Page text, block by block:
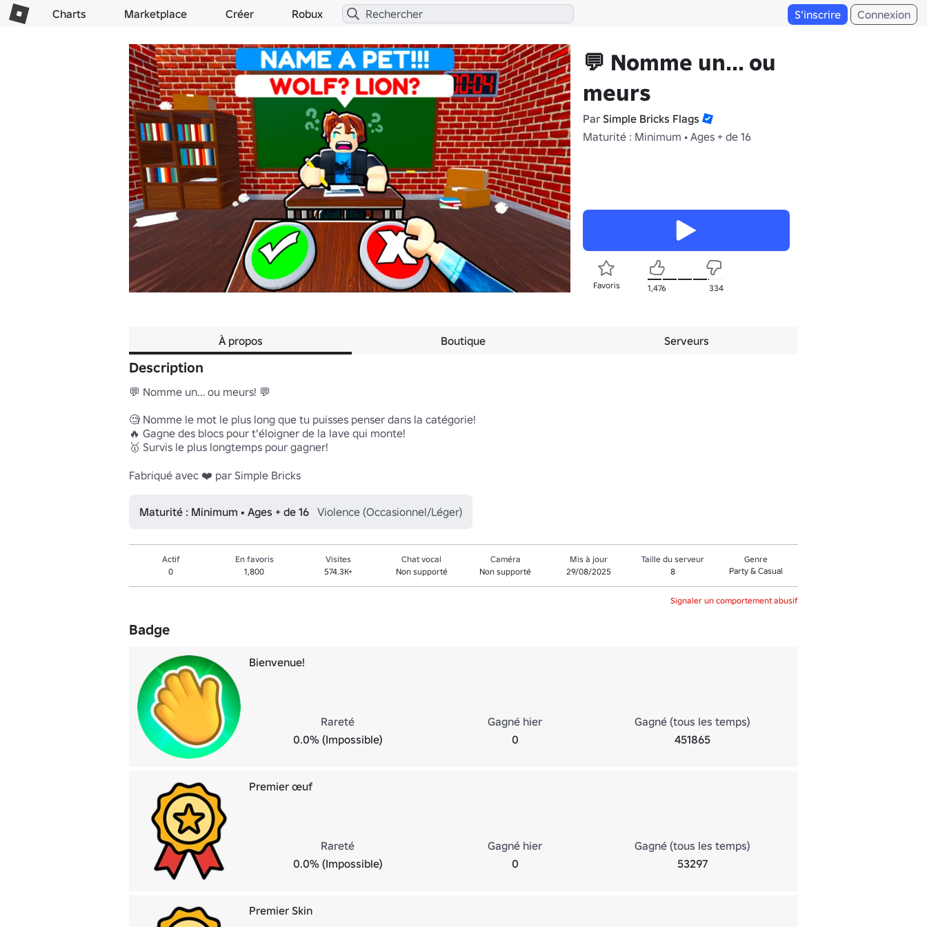
Charts Marketplace Créer Robux S'inscrire Connexion
💬 Nomme un... ou
meurs
Par Simple Bricks Flags
Maturité : Minimum • Ages + de 16
Favoris 1,476 334
À propos Boutique Serveurs
Description
💬 Nomme un... ou meurs! 💬
🧐 Nomme le mot le plus long que tu puisses penser dans la catégorie!
🔥 Gagne des blocs pour t'éloigner de la lave qui monte!
🥇 Survis le plus longtemps pour gagner!
Fabriqué avec ❤️ par Simple Bricks
Maturité : Minimum • Ages + de 16 Violence (Occasionnel/Léger)
Actif
0
En favoris
1,800
Visites
574.3K+
Chat vocal
Non supporté
Caméra
Non supporté
Mis à jour
29/08/2025
Taille du serveur
8
Genre
Party & Casual
Signaler un comportement abusif
Badge
Bienvenue!
Rareté
0.0% (Impossible)
Gagné hier
0
Gagné (tous les temps)
451865
Premier œuf
Rareté
0.0% (Impossible)
Gagné hier
0
Gagné (tous les temps)
53297
Premier Skin